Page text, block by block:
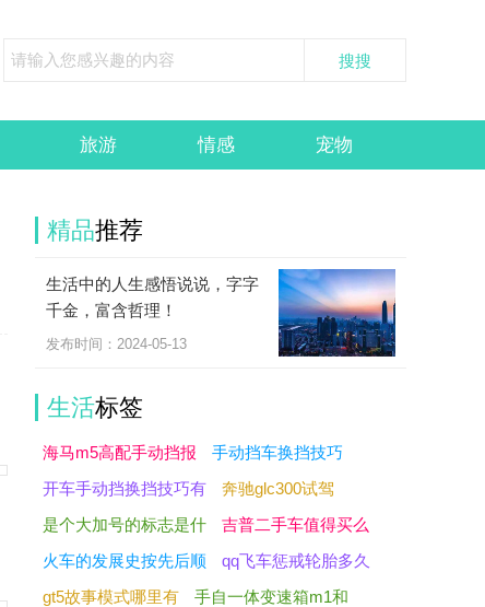
旅游 情感 宠物
精品推荐
生活中的人生感悟说说，字字
千金，富含哲理！
发布时间：2024-05-13
生活标签
海马m5高配手动挡报
手动挡车换挡技巧
开车手动挡换挡技巧有
奔驰glc300试驾
是个大加号的标志是什
吉普二手车值得买么
火车的发展史按先后顺
qq飞车惩戒轮胎多久
gt5故事模式哪里有
手自一体变速箱m1和